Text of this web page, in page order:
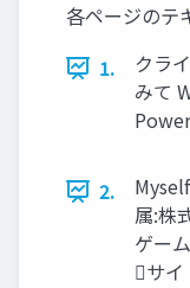
各ページのテ
1.
クラ
みて
2.
属:株
ゲー
サ